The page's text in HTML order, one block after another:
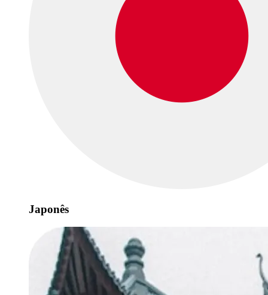
Japonês